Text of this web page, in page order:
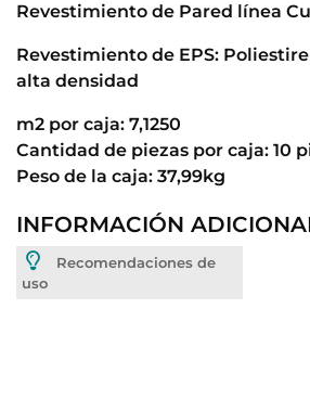
Revestimiento de Pared línea
Revestimiento de EPS:
alta densidad
m2 por caja: 7,1250
Cantidad de piezas por caja: 10
Peso de la caja: 37,99kg
INFORMACIÓN
Recomendaciones de
uso